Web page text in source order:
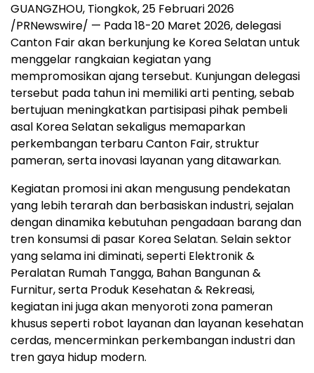
GUANGZHOU, Tiongkok, 25 Februari 2026
/PRNewswire/ — Pada 18-20 Maret 2026, delegasi
Canton Fair akan berkunjung ke Korea Selatan untuk
menggelar rangkaian kegiatan yang
mempromosikan ajang tersebut. Kunjungan delegasi
tersebut pada tahun ini memiliki arti penting, sebab
bertujuan meningkatkan partisipasi pihak pembeli
asal Korea Selatan sekaligus memaparkan
perkembangan terbaru Canton Fair, struktur
pameran, serta inovasi layanan yang ditawarkan.
Kegiatan promosi ini akan mengusung pendekatan
yang lebih terarah dan berbasiskan industri, sejalan
dengan dinamika kebutuhan pengadaan barang dan
tren konsumsi di pasar Korea Selatan. Selain sektor
yang selama ini diminati, seperti Elektronik &
Peralatan Rumah Tangga, Bahan Bangunan &
Furnitur, serta Produk Kesehatan & Rekreasi,
kegiatan ini juga akan menyoroti zona pameran
khusus seperti robot layanan dan layanan kesehatan
cerdas, mencerminkan perkembangan industri dan
tren gaya hidup modern.